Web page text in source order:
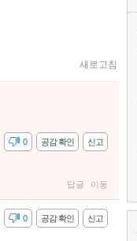
새로고침
신고
공감 확인
0
답글 이동
신고
공감 확인
0